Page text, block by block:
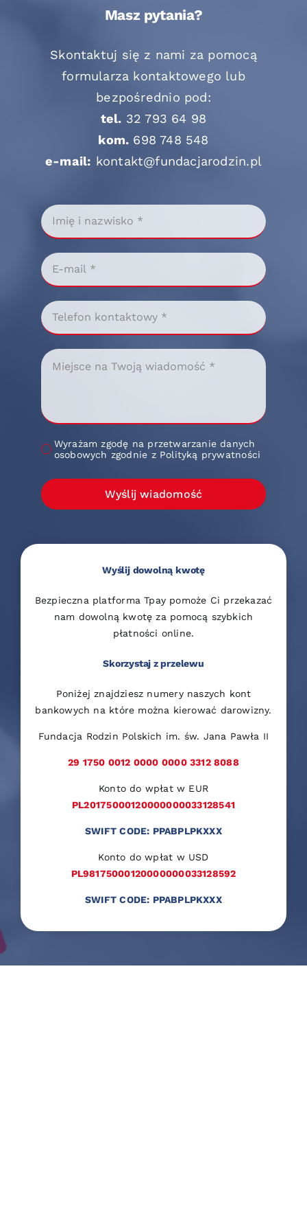
Masz pytania?
Skontaktuj się z nami za pomocą
formularza kontaktowego lub
bezpośrednio pod:
tel. 32 793 64 98
kom. 698 748 548
e-mail: kontakt@fundacjarodzin.pl
Wyrażam zgodę na przetwarzanie danych
osobowych zgodnie z Polityką prywatności
Wyślij wiadomość
Wyślij dowolną kwotę
Bezpieczna platforma Tpay pomoże Ci przekazać
nam dowolną kwotę za pomocą szybkich
płatności online.
Skorzystaj z przelewu
Poniżej znajdziesz numery naszych kont
bankowych na które można kierować darowizny.
Fundacja Rodzin Polskich im. św. Jana Pawła II
29 1750 0012 0000 0000 3312 8088
Konto do wpłat w EUR
PL20175000120000000033128541
SWIFT CODE: PPABPLPKXXX
Konto do wpłat w USD
PL98175000120000000033128592
SWIFT CODE: PPABPLPKXXX